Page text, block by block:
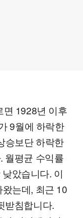
면 1928년 이후
9월에 하락한
승보단 하락한
월평균 수익률
았습니다. 이
는데, 최근 10
받침합니다.